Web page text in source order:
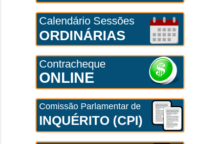
Calendário Sessões
ORDINÁRIAS
Contracheque
ONLINE
Comissão Parlamentar de
INQUÉRITO (CPI)